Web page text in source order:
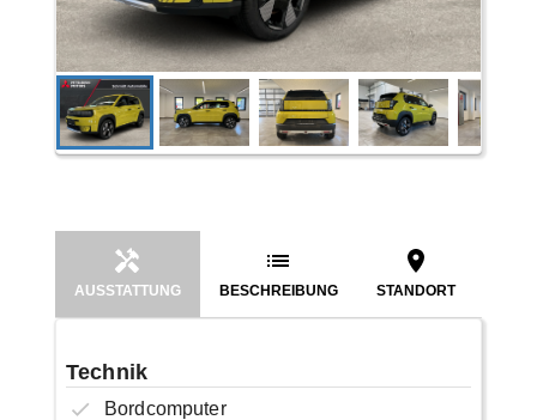
AUSSTATTUNG BESCHREIBUNG STANDORT
Technik
Bordcomputer